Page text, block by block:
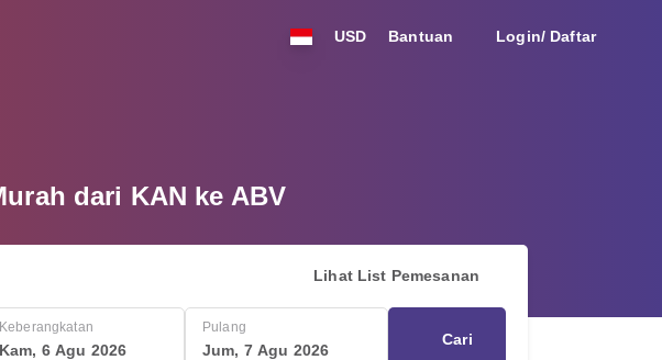
USD Bantuan Login/ Daftar
dari KAN ke ABV
Lihat List Pemesanan
Keberangkatan
Kam, 6 Agu 2026
Pulang
Jum, 7 Agu 2026
Cari